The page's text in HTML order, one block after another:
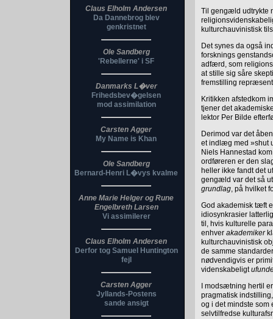
Claus Elholm Andersen
Da Dannebrog blev
genkristnet
Ole Sandberg
'Rebellerne' i SF
Danmarks L�ver
Frihedsbev�gelsen
mod assimilation
Carsten Agger
My Name is Khan
Ole Sandberg
Bernard-Henri L�vys kvalme
Anne Marie Helger og Rune
Engelbreth Larsen
Vi assimilerer
Claus Elholm Andersen
Derfor tog Samuel Huntington
fejl
Carsten Agger
Jyllands-Postens
sande ansigt
Til gengæld udtrykte
kulturchauvinistisk
Det synes da også
forsknings
adfærd, som
at stille sig såre
fremstilling
Kritikken afstedkom
tjener det
lektor Per Bilde
Derimod var det
et indlæg med »shut
Niels Hannestad
ordføreren er den
heller ikke fandt det
gengæld var det så
grundlag, på hvilket
God akademisk tæft
idiosynkrasier
til, hvis kulturelle
enhver akademiker
kulturchauvinistisk
de samme
nødvendigvis er
videnskabeligt
I modsætning hertil
pragmatisk
og i det mindste
selvtilfredse